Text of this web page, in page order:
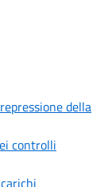
della
controlli